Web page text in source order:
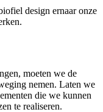
design ernaar onze
moeten we de
nemen. Laten we
die we kunnen
te realiseren.